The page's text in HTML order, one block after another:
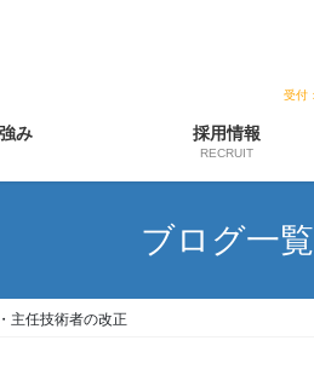
受付
み 採用情報
RECRUIT
ブログ一覧
主任技術者の改正